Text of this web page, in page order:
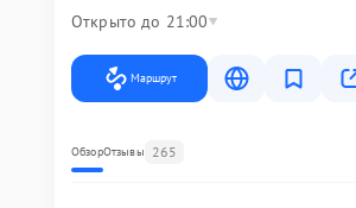
Открыто до 21:00
Маршрут
ОбзорОтзывы 265